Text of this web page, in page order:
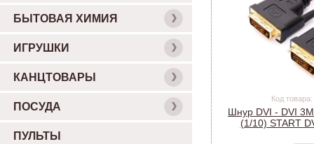
Код
Шнур DVI - DVI
(1/10) START
БЫТОВАЯ ХИМИЯ
ИГРУШКИ
КАНЦТОВАРЫ
ПОСУДА
ПУЛЬТЫ